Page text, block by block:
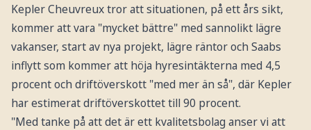
Kepler Cheuvreux tror att situationen, på ett års sikt,
kommer att vara "mycket bättre" med sannolikt lägre
vakanser, start av nya projekt, lägre räntor och Saabs
inflytt som kommer att höja hyresintäkterna med 4,5
procent och driftöverskott "med mer än så", där Kepler
har estimerat driftöverskottet till 90 procent.
"Med tanke på att det är ett kvalitetsbolag anser vi att